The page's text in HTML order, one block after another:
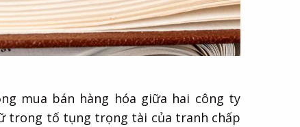
mua bán hàng hóa giữa hai công ty
trong tố tụng trọng tài của tranh chấp